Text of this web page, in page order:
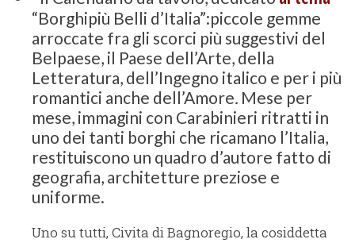
“Borghipiù Belli d’Italia”:piccole gemme
arroccate fra gli scorci più suggestivi del
Belpaese, il Paese dell’Arte, della
Letteratura, dell’Ingegno italico e per i più
romantici anche dell’Amore. Mese per
mese, immagini con Carabinieri ritratti in
uno dei tanti borghi che ricamano l’Italia,
restituiscono un quadro d’autore fatto di
geografia, architetture preziose e
uniforme.
Uno su tutti, Civita di Bagnoregio, la cosiddetta